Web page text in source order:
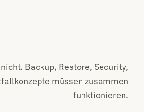
Backup, Restore, Security,
müssen zusammen
funktionieren.